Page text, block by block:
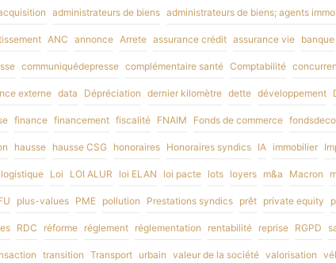
administrateurs de biens administrateurs de biens; agents
ANC annonce Arrete assurance crédit assurance vie banque
communiquédepresse complémentaire santé Comptabilité
externe data Dépréciation dernier kilomètre dette développement
finance financement fiscalité FNAIM Fonds de commerce
hausse hausse CSG honoraires Honoraires syndics IA immobilier
logistique Loi LOI ALUR loi ELAN loi pacte lots loyers m&a Macron
plus-values PME pollution Prestations syndics prêt private equity
RDC réforme réglement réglementation rentabilité reprise RGPD
transition Transport urbain valeur de la société valorisation